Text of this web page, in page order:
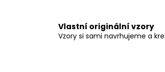
Vlastní originální vzory
Vzory si sami navrhujeme a